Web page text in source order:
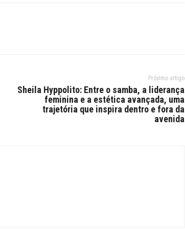
Próximo artigo
Sheila Hyppolito: Entre o samba, a liderança
feminina e a estética avançada, uma
trajetória que inspira dentro e fora da
avenida